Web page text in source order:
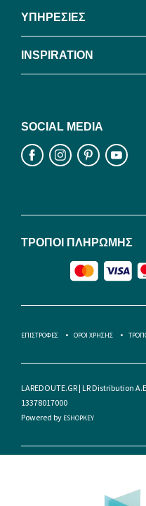
ΥΠΗΡΕΣΙΕΣ
INSPIRATION
ΤΡΟΠΟΙ ΠΛΗΡΩΜΗΣ
SOCIAL MEDIA
ΕΠΙΣΤΡΟΦΕΣ ΟΡΟΙ ΧΡΗΣΗΣ
LAREDOUTE.GR | LR Distribution
13378017000
Powered by ESHOPKEY